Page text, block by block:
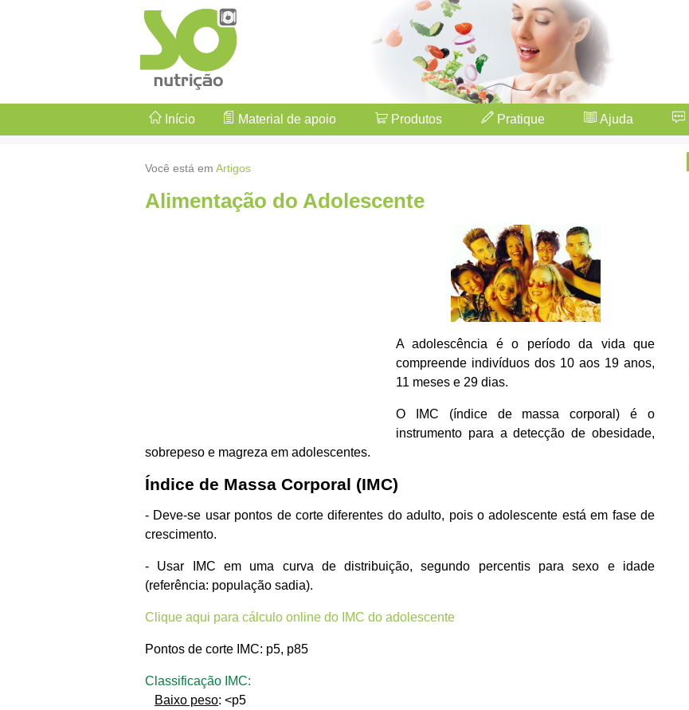
Início Material de apoio Produtos Pratique Ajuda
Você está em Artigos
Alimentação do Adolescente
A adolescência é o período da vida que
compreende indivíduos dos 10 aos 19 anos,
11 meses e 29 dias.
O IMC (índice de massa corporal) é o
instrumento para a detecção de obesidade,
sobrepeso e magreza em adolescentes.
Índice de Massa Corporal (IMC)
- Deve-se usar pontos de corte diferentes do adulto, pois o adolescente está em fase de
crescimento.
- Usar IMC em uma curva de distribuição, segundo percentis para sexo e idade
(referência: população sadia).
Clique aqui para cálculo online do IMC do adolescente
Pontos de corte IMC: p5, p85
Classificação IMC:
Baixo peso: <p5